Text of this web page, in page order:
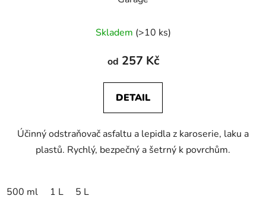
hodnocení
produktu
5,0
z
hvězdiček.
Skladem (>10 ks)
od 257 Kč
DETAIL
Účinný odstraňovač asfaltu a lepidla z karoserie, laku a
plastů. Rychlý, bezpečný a šetrný k povrchům.
500 ml 1 L 5 L